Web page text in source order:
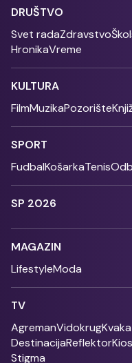
DRUŠTVO
Svet radaZdravstvo
HronikaVreme
KULTURA
FilmMuzikaPozorište
SPORT
FudbalKošarkaTenis
SP 2026
MAGAZIN
LifestyleModa
TV
AgremanVidokrug
DestinacijaReflektor
Stigma